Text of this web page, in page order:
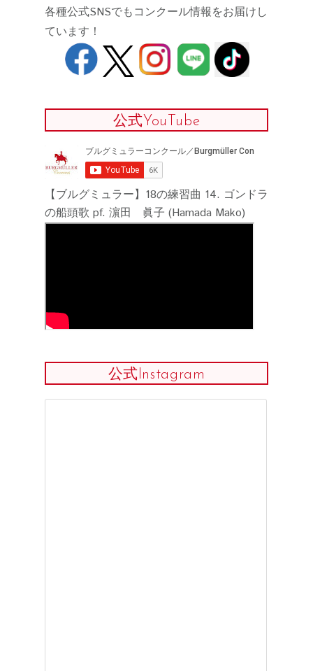
各種公式SNSでもコンクール情報をお届けし
ています！
公式YouTube
【ブルグミュラー】18の練習曲 14. ゴンドラ
の船頭歌 pf. 濵田 眞子 (Hamada Mako)
公式Instagram